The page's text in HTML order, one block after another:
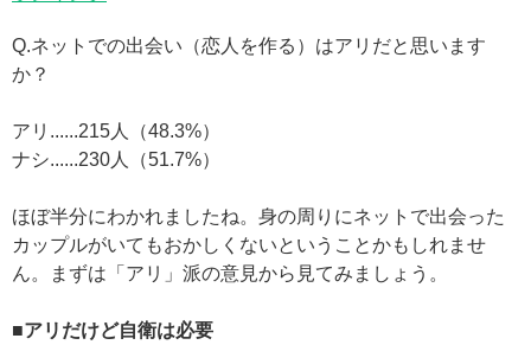
Q.ネットでの出会い（恋人を作る）はアリだと思います
か？
アリ......215人（48.3%）
ナシ......230人（51.7%）
ほぼ半分にわかれましたね。身の周りにネットで出会った
カップルがいてもおかしくないということかもしれませ
ん。まずは「アリ」派の意見から見てみましょう。
■アリだけど自衛は必要